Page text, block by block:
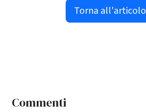
Torna all'articolo
Commenti